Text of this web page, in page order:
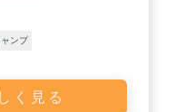
ンプ
く見る